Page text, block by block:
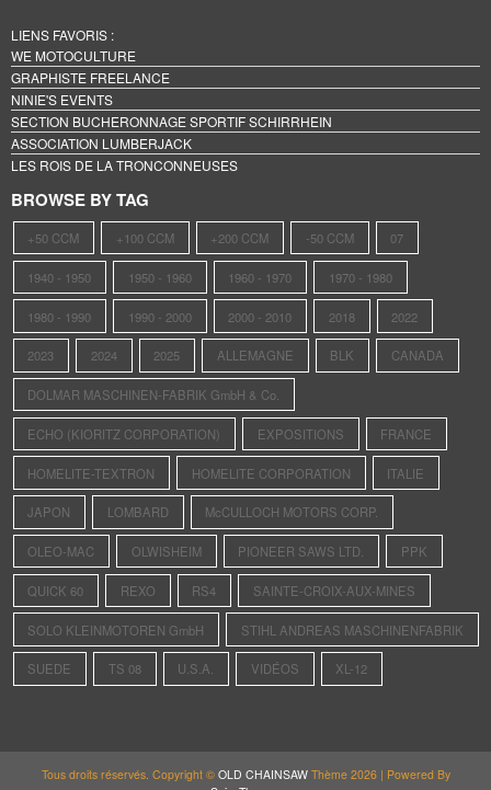
LIENS FAVORIS :
WE MOTOCULTURE
GRAPHISTE FREELANCE
NINIE'S EVENTS
SECTION BUCHERONNAGE SPORTIF SCHIRRHEIN
ASSOCIATION LUMBERJACK
LES ROIS DE LA TRONCONNEUSES
BROWSE BY TAG
+50 CCM +100 CCM +200 CCM -50 CCM 07
1940 - 1950 1950 - 1960 1960 - 1970 1970 - 1980
1980 - 1990 1990 - 2000 2000 - 2010 2018 2022
2023 2024 2025 ALLEMAGNE BLK CANADA
DOLMAR MASCHINEN-FABRIK GmbH & Co.
ECHO (KIORITZ CORPORATION) EXPOSITIONS FRANCE
HOMELITE-TEXTRON HOMELITE CORPORATION ITALIE
JAPON LOMBARD McCULLOCH MOTORS CORP.
OLEO-MAC OLWISHEIM PIONEER SAWS LTD. PPK
QUICK 60 REXO RS4 SAINTE-CROIX-AUX-MINES
SOLO KLEINMOTOREN GmbH STIHL ANDREAS MASCHINENFABRIK
SUEDE TS 08 U.S.A. VIDÉOS XL-12
Tous droits réservés. Copyright © OLD CHAINSAWThème 2026 | Powered By